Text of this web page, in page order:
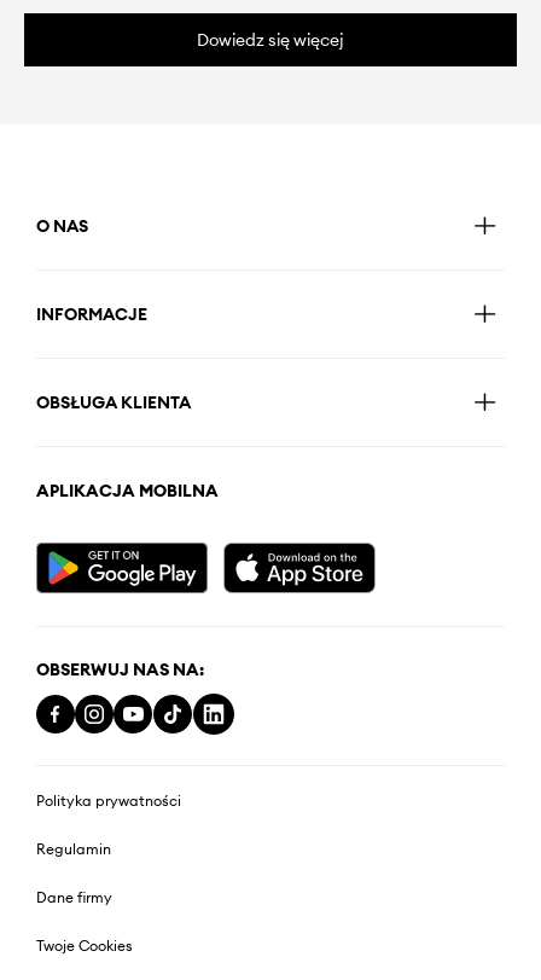
Dowiedz się więcej
O NAS
INFORMACJE
OBSŁUGA KLIENTA
APLIKACJA MOBILNA
OBSERWUJ NAS NA:
Polityka prywatności
Regulamin
Dane firmy
Twoje Cookies